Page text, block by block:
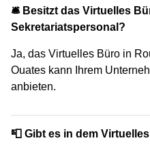
🛎 Besitzt das Virtuelles
Sekretariatspersonal?
Ja, das Virtuelles Büro in
Ouates kann Ihrem
anbieten.
📮 Gibt es in dem